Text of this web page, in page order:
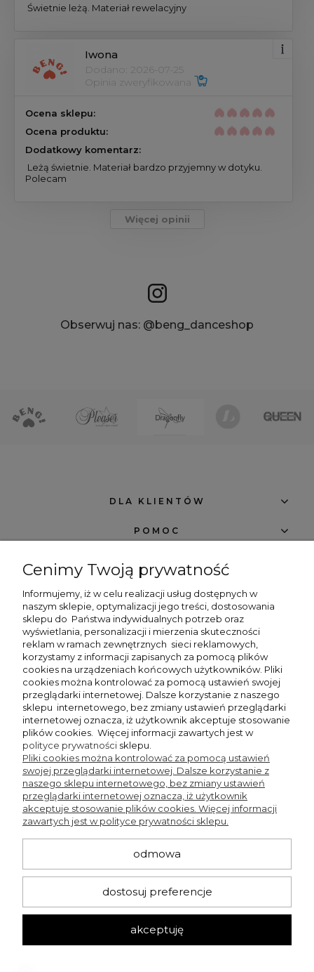
Świetnie leżą. Materiał rewelacyjny
Iwona
Dodano: 2026-07-25
Opinia zweryfikowana
Ocena sklepu:
Ocena produktu:
Dodatkowy komentarz:
Polecam
Więcej opinii
Obserwuj nas: @beng_danceshop
DLA KLIENTÓW
POMOC
NEWSLETTER -7% NA PIERWSZE ZAKUPY
zapisz się
Chcę dostawać powiadomienia o nowościach i rabatach w sklepie Beng
Shop.
KONTAKT
+48 660 751 536
Pn-Czw 12:00-17:00
bengshop24@gmail.com
Sklep stacjonarny
ul. Ordona 7, Katowice
Aktualne godziny otwarcia sklepu stacjonarnego
Cenimy Twoją prywatność
Informujemy, iż w celu realizacji usług dostępnych w
naszym sklepie, optymalizacji jego treści, dostosowania
sklepu do Państwa indywidualnych potrzeb oraz
wyświetlania, personalizacji i mierzenia skuteczności
reklam w ramach zewnętrznych sieci reklamowych,
korzystamy z informacji zapisanych za pomocą plików
cookies na urządzeniach końcowych użytkowników. Pliki
cookies można kontrolować za pomocą ustawień swojej
przeglądarki internetowej. Dalsze korzystanie z naszego
sklepu internetowego, bez zmiany ustawień przeglądarki
internetowej oznacza, iż użytkownik akceptuje stosowanie
plików cookies. Więcej informacji zawartych jest w
polityce prywatności sklepu.
Pliki cookies można kontrolować za pomocą ustawień
swojej przeglądarki internetowej. Dalsze korzystanie z
naszego sklepu internetowego, bez zmiany ustawień
przeglądarki internetowej oznacza, iż użytkownik
akceptuje stosowanie plików cookies. Więcej informacji
zawartych jest w polityce prywatności sklepu.
odmowa
dostosuj preferencje
akceptuję